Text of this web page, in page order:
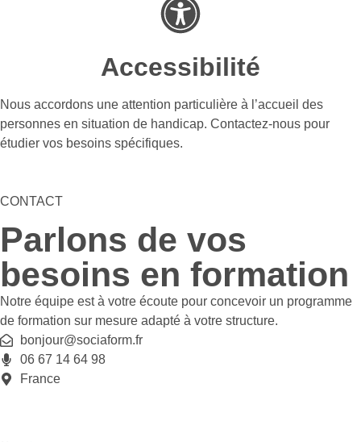
Accessibilité
Nous accordons une attention particulière à l’accueil des
personnes en situation de handicap. Contactez-nous pour
étudier vos besoins spécifiques.
CONTACT
Parlons de vos
besoins en formation
Notre équipe est à votre écoute pour concevoir un programme
de formation sur mesure adapté à votre structure.
bonjour@sociaform.fr
06 67 14 64 98
France